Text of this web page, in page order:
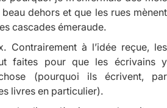
dehors et que les rues mènent
cascades émeraude.
Contrairement à l’idée reçue, les
faites pour que les écrivains y
(pourquoi ils écrivent, par
livres en particulier).